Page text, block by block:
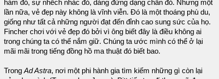
hàm đó, sự nhếch nhác đó, dáng đứng dạng chân đó. Nhưng một
lần nữa, vẻ đẹp này không là vĩnh viễn. Đó là một thoáng phù du,
giống như tất cả những người đạt đến đỉnh cao sung sức của họ.
Fincher chơi với vẻ đẹp đó bởi vì ông biết đây là điều không ai
trong chúng ta có thể nắm giữ. Chúng ta ước mình có thể ở lại
mãi mãi trong tiếng đồng hồ ma thuật đó biết bao.
Trong Ad Astra, nơi một phi hành gia tìm kiếm những gì còn lại